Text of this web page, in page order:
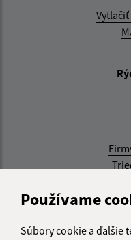
Používame
Súbory cookie a ďalšie